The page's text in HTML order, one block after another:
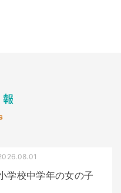
学校中学年の女の子